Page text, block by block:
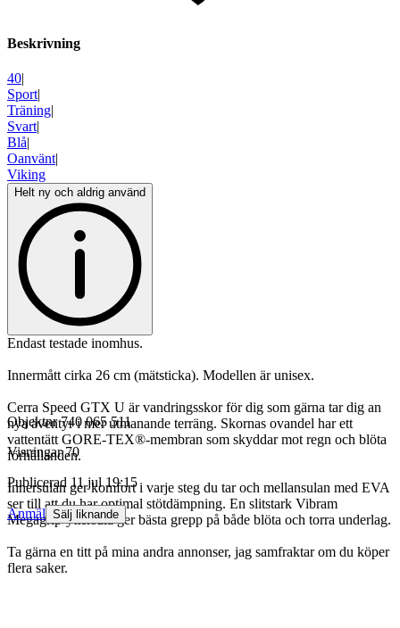
Beskrivning
40|
Sport|
Träning|
Svart|
Blå|
Oanvänt|
Viking
Helt ny och aldrig använd
Endast testade inomhus.
Innermått cirka 26 cm (mätsticka). Modellen är unisex.
Cerra Speed GTX U är vandringsskor för dig som gärna tar dig an
nya äventyr i mer utmanande terräng. Skornas ovandel har ett
vattentätt GORE-TEX®-membran som skyddar mot regn och blöta
förhållanden.
Innersulan ger komfort i varje steg du tar och mellansulan med EVA
ser till att du har optimal stötdämpning. En slitstark Vibram
Megagrip-yttersula ger bästa grepp på både blöta och torra underlag.
Ta gärna en titt på mina andra annonser, jag samfraktar om du köper
flera saker.
Objektnr 740 065 511
Visningar 70
Publicerad 11 jul 19:15
Anmäl Sälj liknande